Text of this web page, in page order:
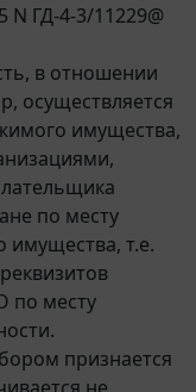
N ГД-4-3/11229@
в отношении
осуществляется
имущества,
по месту
имущества, т.е.
по месту
признается